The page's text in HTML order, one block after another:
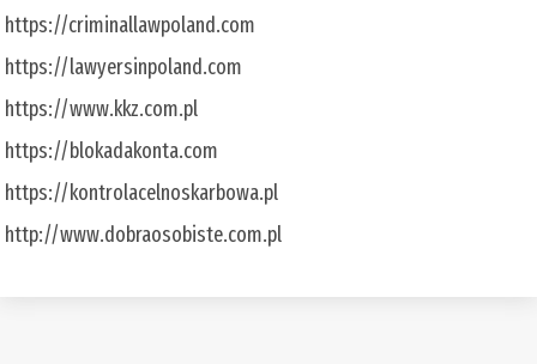
https://criminallawpoland.com
https://lawyersinpoland.com
https://www.kkz.com.pl
https://blokadakonta.com
https://kontrolacelnoskarbowa.pl
http://www.dobraosobiste.com.pl